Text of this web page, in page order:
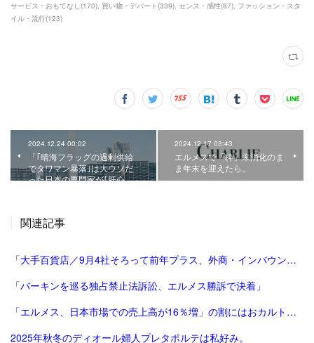
サービス・おもてなし(170) 買い物・デパート(339) センス・感性(87) ファッション・スタ
イル・流行(123)
2024.12.24 00:02
「｢晴海フラッグの過剰供給
でタワマン暴落｣は大ウソだ
った日本の専門家が｢肝心…
2024.12.17 03:43
エルメスで「枠」未消化のま
ま年末を迎えたら。
関連記事
「大手百貨店／9月4社そろって前年プラス、外商・インバウンド好調 | 流通ニュース」
「バーキンを巡る独占禁止法訴訟、エルメス勝訴で決着」
「エルメス、日本市場での売上高が16％増」の割にはおカルト系（笑）は減った気がする。
2025年秋冬のディオール婦人プレタポルテは私好み。